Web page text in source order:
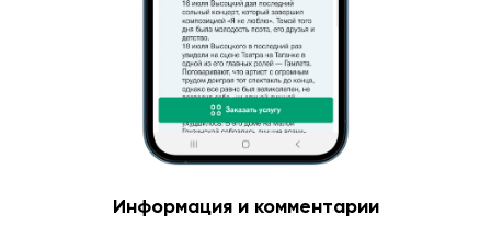
Информация и комментарии